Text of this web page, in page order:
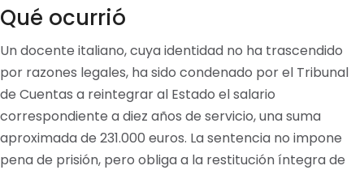
Qué ocurrió
Un docente italiano, cuya identidad no ha trascendido
por razones legales, ha sido condenado por el Tribunal
de Cuentas a reintegrar al Estado el salario
correspondiente a diez años de servicio, una suma
aproximada de 231.000 euros. La sentencia no impone
pena de prisión, pero obliga a la restitución íntegra de